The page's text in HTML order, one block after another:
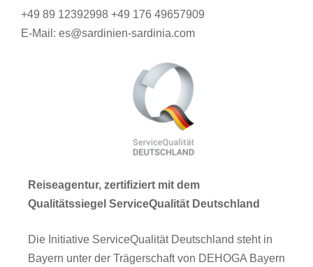
+49 89 12392998 +49 176 49657909
E-Mail: es@sardinien-sardinia.com
Reiseagentur, zertifiziert mit dem
Qualitätssiegel ServiceQualität Deutschland
Die Initiative ServiceQualität Deutschland steht in
Bayern unter der Trägerschaft von DEHOGA Bayern